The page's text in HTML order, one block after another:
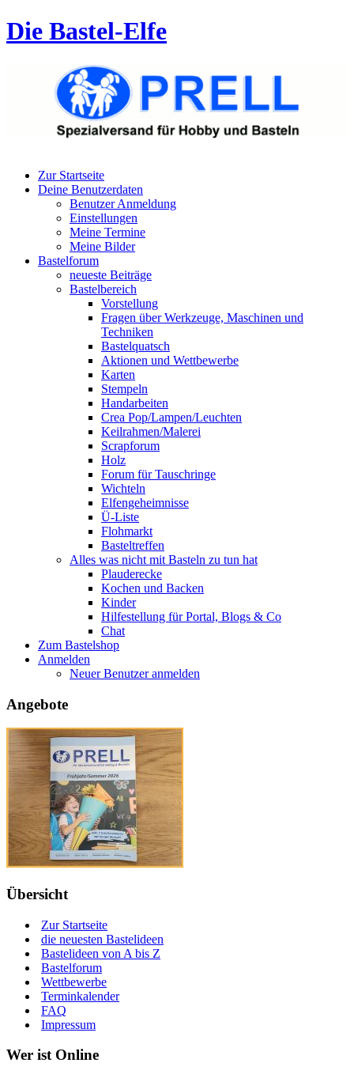
Die Bastel-Elfe
Zur Startseite
Deine Benutzerdaten
Benutzer Anmeldung
Einstellungen
Meine Termine
Meine Bilder
Bastelforum
neueste Beiträge
Bastelbereich
Vorstellung
Fragen über Werkzeuge, Maschinen und
Techniken
Bastelquatsch
Aktionen und Wettbewerbe
Karten
Stempeln
Handarbeiten
Crea Pop/Lampen/Leuchten
Keilrahmen/Malerei
Scrapforum
Holz
Forum für Tauschringe
Wichteln
Elfengeheimnisse
Ü-Liste
Flohmarkt
Basteltreffen
Alles was nicht mit Basteln zu tun hat
Plauderecke
Kochen und Backen
Kinder
Hilfestellung für Portal, Blogs & Co
Chat
Zum Bastelshop
Anmelden
Neuer Benutzer anmelden
Angebote
Übersicht
Zur Startseite
die neuesten Bastelideen
Bastelideen von A bis Z
Bastelforum
Wettbewerbe
Terminkalender
FAQ
Impressum
Wer ist Online